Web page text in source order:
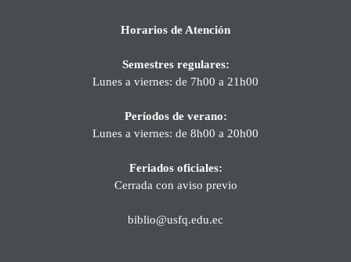
Horarios de Atención
Semestres regulares:
Lunes a viernes: de 7h00 a 21h00
Períodos de verano:
Lunes a viernes: de 8h00 a 20h00
Feriados oficiales:
Cerrada con aviso previo
biblio@usfq.edu.ec